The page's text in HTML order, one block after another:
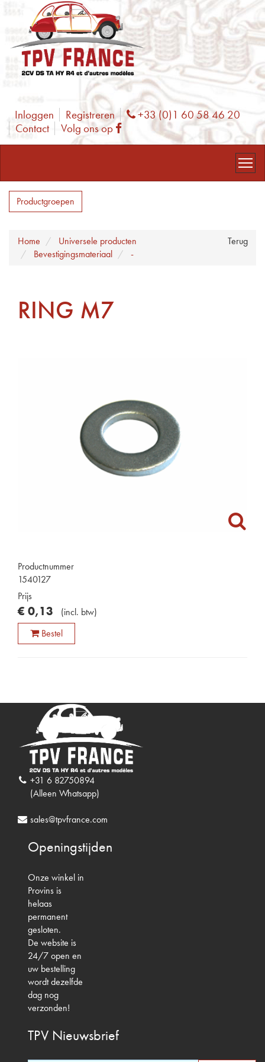
Inloggen Registreren Phone
+33 (0)1 60 58 46 20
Contact
Volg ons op Facebook
Productgroepen
Terug
Home
Universele producten
Bevestigingsmateriaal
-
RING M7
Productnummer
1540127
Prijs
€ 0,13 (incl. btw)
Bestel
+31 6 82750894
(Alleen Whatsapp)
sales@tpvfrance.com
Openingstijden
Onze winkel in
Provins is
helaas
permanent
gesloten.
De website is
24/7 open en
uw bestelling
wordt dezelfde
dag nog
verzonden!
TPV Nieuwsbrief